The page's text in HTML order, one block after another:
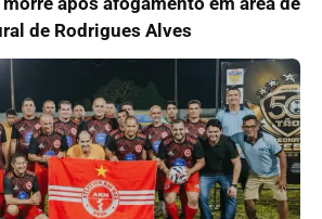
de Rodrigues Alves